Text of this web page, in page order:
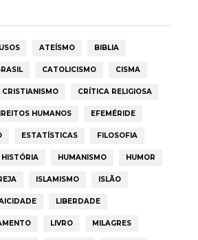
ATEÍSMO BIBLIA
CATOLICISMO CISMA
CRISTIANISMO CRÍTICA RELIGIOSA
HUMANOS EFEMÉRIDE
ESTATÍSTICAS FILOSOFIA
HISTÓRIA HUMANISMO HUMOR
ISLAMISMO ISLÃO
LIBERDADE
LIVRO MILAGRES